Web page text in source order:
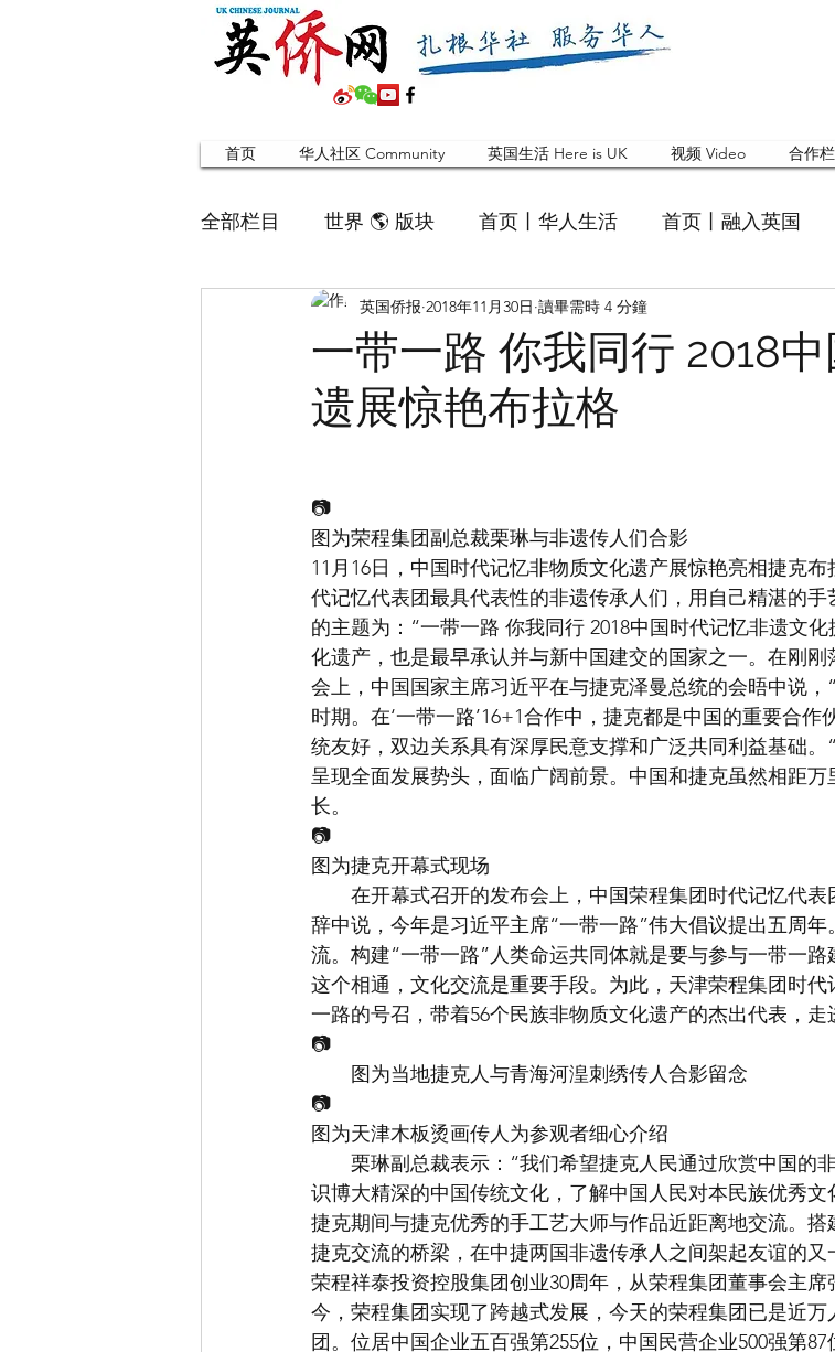
首页 华人社区 Community 英国生活 Here is UK 视频 Video 合作
全部栏目 世界 🌎 版块 首页丨华人生活 首页丨融入英国
英国脱宅指南 Time out 英国快乐肥宅指南 Cola
寻找组织 Friends 华人专题 Feature
一带一路 你我同行 2018
遗展惊艳布拉格
英国侨报 2018年11月30日 讀畢需時 4 分鐘
📷
图为荣程集团副总裁栗琳与非遗传人们合影
11月16日，中国时代记忆非物质文化遗产展惊艳亮相捷克
代记忆代表团最具代表性的非遗传承人们，用自己精湛的
的主题为：“一带一路 你我同行 2018中国时代记忆非遗文
化遗产，也是最早承认并与新中国建交的国家之一。在刚
会上，中国国家主席习近平在与捷克泽曼总统的会晤中说
时期。在‘一带一路’16+1合作中，捷克都是中国的重要合
统友好，双边关系具有深厚民意支撑和广泛共同利益基础
呈现全面发展势头，面临广阔前景。中国和捷克虽然相距
长。
📷
图为捷克开幕式现场
在开幕式召开的发布会上，中国荣程集团时代记忆代表
辞中说，今年是习近平主席“一带一路”伟大倡议提出五周
流。构建“一带一路”人类命运共同体就是要与参与一带一
这个相通，文化交流是重要手段。为此，天津荣程集团时
一路的号召，带着56个民族非物质文化遗产的杰出代表，走
📷
图为当地捷克人与青海河湟刺绣传人合影留念
📷
图为天津木板烫画传人为参观者细心介绍
栗琳副总裁表示：“我们希望捷克人民通过欣赏中国的
识博大精深的中国传统文化，了解中国人民对本民族优秀
捷克期间与捷克优秀的手工艺大师与作品近距离地交流。搭
捷克交流的桥梁，在中捷两国非遗传承人之间架起友谊的
荣程祥泰投资控股集团创业30周年，从荣程集团董事会主
今，荣程集团实现了跨越式发展，今天的荣程集团已是近
团。位居中国企业五百强第255位，中国民营企业500强第87